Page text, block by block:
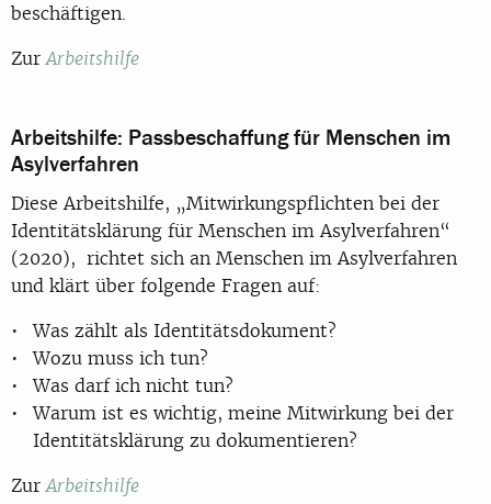
beschäftigen.
ZurArbeitshilfe
Arbeitshilfe: Passbeschaffung für Menschen im
Asylverfahren
Diese Arbeitshilfe, „Mitwirkungspflichten bei der
Identitätsklärung für Menschen im Asylverfahren“
(2020), richtet sich an Menschen im Asylverfahren
und klärt über folgende Fragen auf:
Was zählt als Identitätsdokument?
Wozu muss ich tun?
Was darf ich nicht tun?
Warum ist es wichtig, meine Mitwirkung bei der
Identitätsklärung zu dokumentieren?
ZurArbeitshilfe